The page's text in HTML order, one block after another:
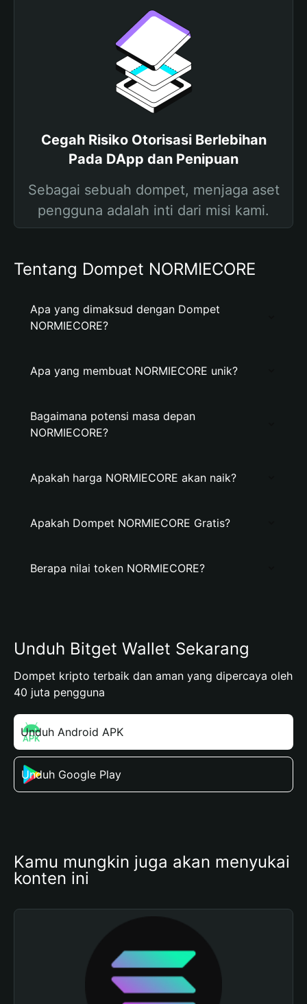
Cegah Risiko Otorisasi Berlebihan
Pada DApp dan Penipuan
Sebagai sebuah dompet, menjaga aset
pengguna adalah inti dari misi kami.
Tentang Dompet NORMIECORE
Apa yang dimaksud dengan Dompet
NORMIECORE?
Apa yang membuat NORMIECORE unik?
Bagaimana potensi masa depan
NORMIECORE?
Apakah harga NORMIECORE akan naik?
Apakah Dompet NORMIECORE Gratis?
Berapa nilai token NORMIECORE?
Unduh Bitget Wallet Sekarang
Dompet kripto terbaik dan aman yang dipercaya oleh
40 juta pengguna
Unduh Android APK
Unduh Google Play
Kamu mungkin juga akan menyukai
konten ini